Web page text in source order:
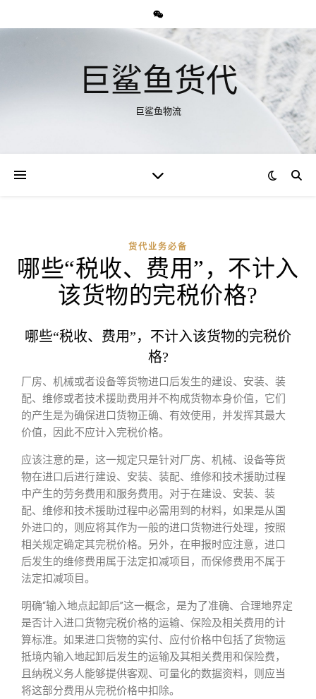
巨鲨鱼货代
巨鲨鱼物流
货代业务必备
哪些“税收、费用”，不计入
该货物的完税价格?
哪些“税收、费用”，不计入该货物的完税价
格?
厂房、机械或者设备等货物进口后发生的建设、安装、装
配、维修或者技术援助费用并不构成货物本身价值，它们
的产生是为确保进口货物正确、有效使用，并发挥其最大
价值，因此不应计入完税价格。
应该注意的是，这一规定只是针对厂房、机械、设备等货
物在进口后进行建设、安装、装配、维修和技术援助过程
中产生的劳务费用和服务费用。对于在建设、安装、装
配、维修和技术援助过程中必需用到的材料，如果是从国
外进口的，则应将其作为一般的进口货物进行处理，按照
相关规定确定其完税价格。另外，在申报时应注意，进口
后发生的维修费用属于法定扣减项目，而保修费用不属于
法定扣减项目。
明确“输入地点起卸后”这一概念，是为了准确、合理地界定
是否计入进口货物完税价格的运输、保险及相关费用的计
算标准。如果进口货物的实付、应付价格中包括了货物运
抵境内输入地起卸后发生的运输及其相关费用和保险费，
且纳税义务人能够提供客观、可量化的数据资料，则应当
将这部分费用从完税价格中扣除。